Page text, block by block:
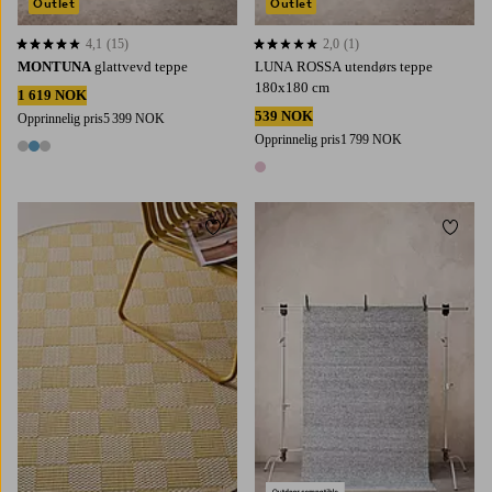
MONTUNA glattvevd teppe
1 619 NOK
Opprinnelig pris5 399 NOK
3 farger
4,1 basert på 15 karaktergivninger
4,1 (15)
Outlet
LUNA ROSSA utendørs teppe
180x180 cm
539 NOK
Opprinnelig pris1 799 NOK
1 farge
2,0 basert på 1 karaktergivninger
2,0 (1)
Outlet
Legg til favoritter Legg